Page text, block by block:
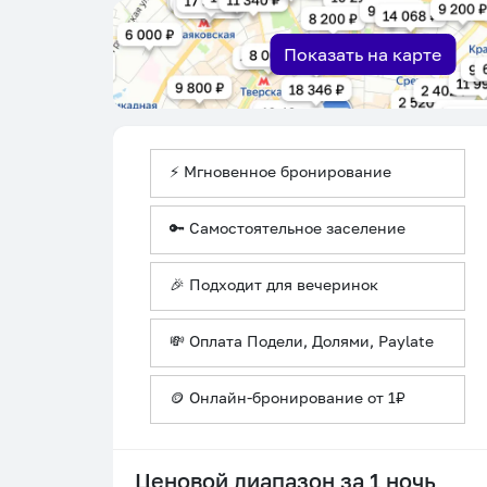
Показать на карте
⚡ Мгновенное бронирование
🔑 Самостоятельное заселение
🎉 Подходит для вечеринок
💸 Оплата Подели, Долями, Paylate
🪙 Онлайн-бронирование от 1₽
Ценовой диапазон за 1 ночь